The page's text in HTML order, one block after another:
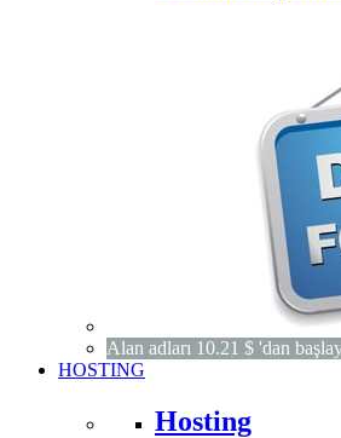
Alan adları 10.21 $ 'dan
HOSTING
Hosting